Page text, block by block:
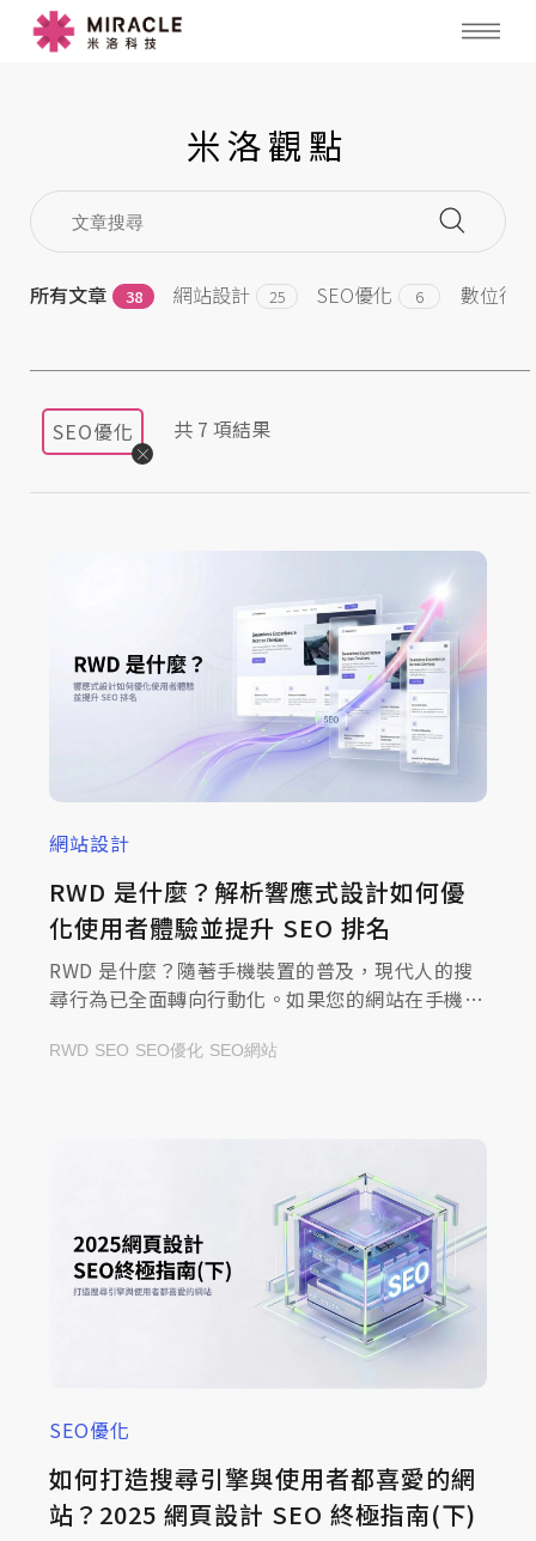
米洛觀點
所有文章 38 網站設計 25 SEO優化 6 數位行銷
SEO優化 共 7 項結果
網站設計
RWD 是什麼？解析響應式設計如何優
化使用者體驗並提升 SEO 排名
RWD 是什麼？隨著手機裝置的普及，現代人的搜
尋行為已全面轉向行動化。如果您的網站在手機上
一秒內就會跳出頁面，轉向競爭對手。RWD 響應
RWD SEO SEO優化 SEO網站
SEO優化
如何打造搜尋引擎與使用者都喜愛的網
站？2025 網頁設計 SEO 終極指南(下)